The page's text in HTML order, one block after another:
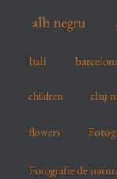
alb negru
bali
children cluj-
flowers
Fotografie de